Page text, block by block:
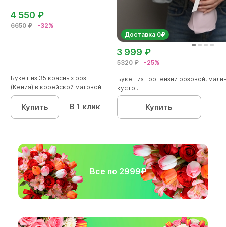
6650 ₽ -32%
4 550 ₽
Букет из 35 красных роз
(Кения) в корейской матовой
кал...
Купить В 1 клик
Доставка 0₽
5320 ₽ -25%
3 999 ₽
Букет из гортензии розовой,
кусто...
Купить
Все по 2999₽